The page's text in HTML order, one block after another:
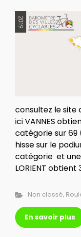
consultez le site
ici VANNES
catégorie sur 69
hisse sur le
catégorie et
LORIENT
Non classé,
En savoir plus